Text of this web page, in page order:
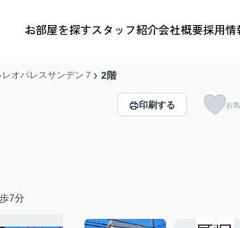
お部屋を探すスタッフ紹介会社概要採用情
レオパレスサンデン７ 2階
7分
印刷する お